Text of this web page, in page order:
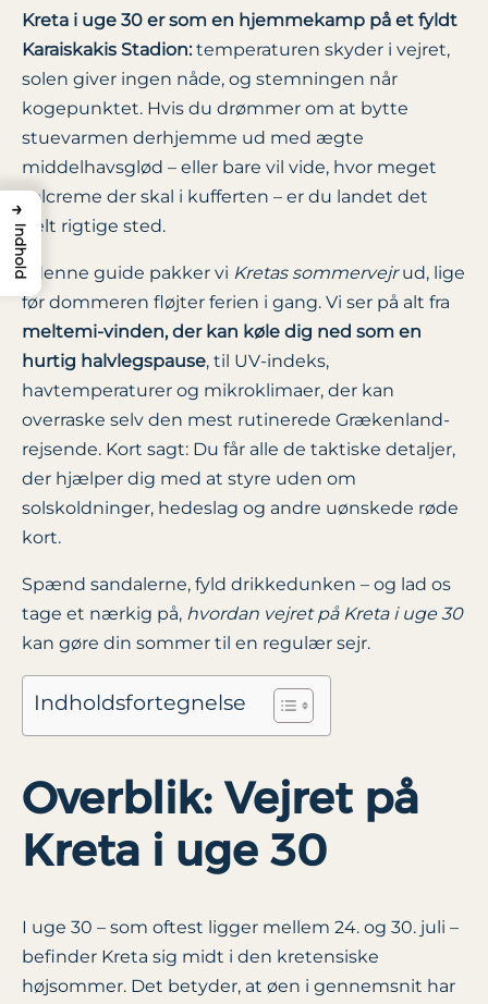
Kreta i uge 30 er som en hjemmekamp på et fyldt
Karaiskakis Stadion:temperaturen skyder i vejret,
solen giver ingen nåde, og stemningen når
kogepunktet. Hvis du drømmer om at bytte
stuevarmen derhjemme ud med ægte
middelhavsglød – eller bare vil vide, hvor meget
solcreme der skal i kufferten – er du landet det
helt rigtige sted.
I denne guide pakker vi Kretas sommervejrud, lige
før dommeren fløjter ferien i gang. Vi ser på alt fra
meltemi-vinden, der kan køle dig ned som en
hurtig halvlegspause, til UV-indeks,
havtemperaturer og mikroklimaer, der kan
overraske selv den mest rutinerede Grækenland-
rejsende. Kort sagt: Du får alle de taktiske detaljer,
der hjælper dig med at styre uden om
solskoldninger, hedeslag og andre uønskede røde
kort.
Spænd sandalerne, fyld drikkedunken – og lad os
tage et nærkig på, hvordan vejret på Kreta i uge 30
kan gøre din sommer til en regulær sejr.
Indholdsfortegnelse
Overblik: Vejret på
Kreta i uge 30
I uge 30 – som oftest ligger mellem 24. og 30. juli –
befinder Kreta sig midt i den kretensiske
højsommer. Det betyder, at øen i gennemsnit har
→
Indhold